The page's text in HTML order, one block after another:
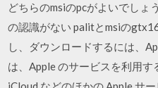
どちらのmsiのpcがよいでしょ
の認識がない palitとmsiの
し、ダウンロードするには、
は、Apple のサービスを利用す